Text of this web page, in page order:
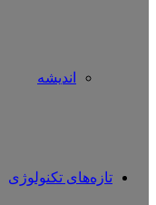
اندیشه
تازه‌های تکنولوژی